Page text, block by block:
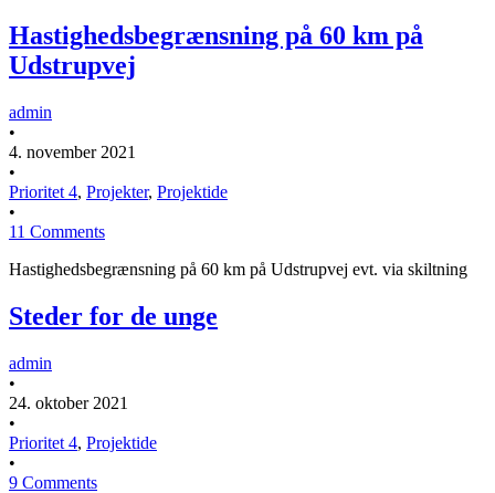
Hastighedsbegrænsning på 60 km på
Udstrupvej
admin
•
4. november 2021
•
Prioritet 4, Projekter, Projektide
•
11 Comments
Hastighedsbegrænsning på 60 km på Udstrupvej evt. via skiltning
Steder for de unge
admin
•
24. oktober 2021
•
Prioritet 4, Projektide
•
9 Comments